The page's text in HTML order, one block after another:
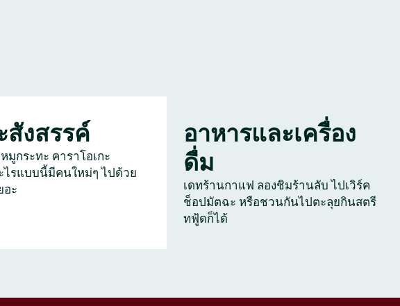
งสรรค์
มูกระทะ คาราโอเกะ
ไรแบบนี้มีคนใหม่ๆ ไปด้วย
อะ
อาหารและเครื่อง
ดื่ม
เดทร้านกาแฟ ลองชิมร้านลับ ไปเวิร์ค
ช็อปมัตฉะ หรือชวนกันไปตะลุยกินสตรี
ทฟู้ดก็ได้